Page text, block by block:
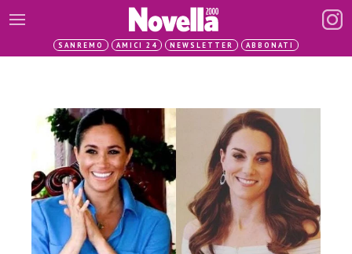
SANREMO AMICI 24 NEWSLETTER ABBONATI